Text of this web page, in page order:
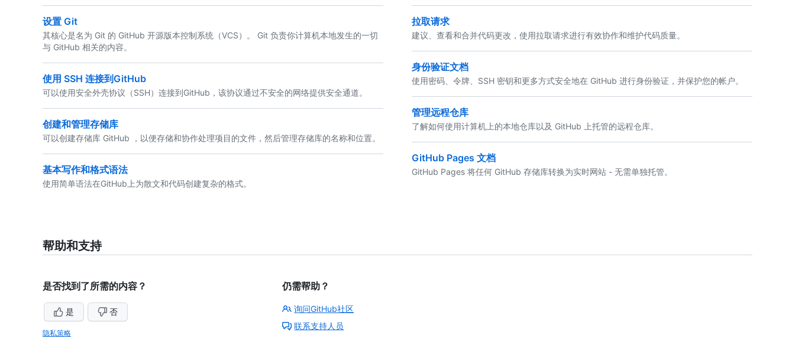
设置 Git
其核心是名为 Git 的 GitHub 开源版本控制系统（VCS）。 Git 负责你计算机本地发生的一切
与 GitHub 相关的内容。
使用 SSH 连接到GitHub
可以使用安全外壳协议（SSH）连接到GitHub，该协议通过不安全的网络提供安全通道。
创建和管理存储库
可以创建存储库 GitHub ，以便存储和协作处理项目的文件，然后管理存储库的名称和位置。
基本写作和格式语法
使用简单语法在GitHub上为散文和代码创建复杂的格式。
拉取请求
建议、查看和合并代码更改，使用拉取请求进行有效协作和维护代码质量。
身份验证文档
使用密码、令牌、SSH 密钥和更多方式安全地在 GitHub 进行身份验证，并保护您的帐户。
管理远程仓库
了解如何使用计算机上的本地仓库以及 GitHub 上托管的远程仓库。
GitHub Pages 文档
GitHub Pages 将任何 GitHub 存储库转换为实时网站 - 无需单独托管。
帮助和支持
是否找到了所需的内容？
是 否
隐私策略
仍需帮助？
询问GitHub社区
联系支持人员